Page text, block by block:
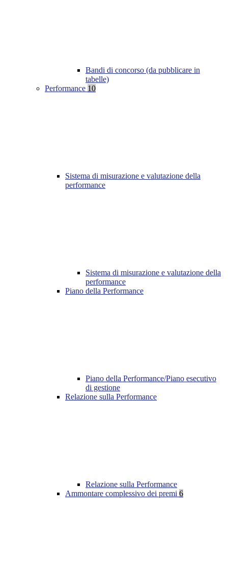
Bandi di concorso (da pubblicare in
tabelle)
Performance 10
Sistema di misurazione e valutazione della
performance
Sistema di misurazione e valutazione della
performance
Piano della Performance
Piano della Performance/Piano esecutivo
di gestione
Relazione sulla Performance
Relazione sulla Performance
Ammontare complessivo dei premi 6